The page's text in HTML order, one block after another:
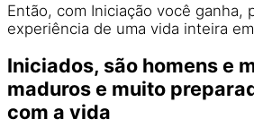
Então, com Iniciação você ganha,
experiência de uma vida inteira
Iniciados, são homens e
maduros e muito
com a vida